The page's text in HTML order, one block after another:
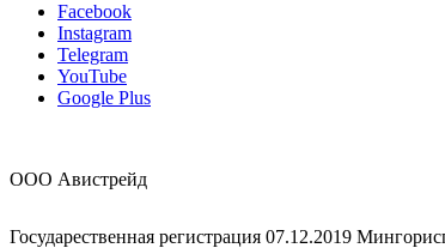
Facebook
Instagram
Telegram
YouTube
Google Plus
ООО Авистрейд
Государественная регистрация 07.12.2019